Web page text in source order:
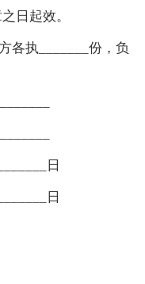
日起效。
各执_______份，负
日
日